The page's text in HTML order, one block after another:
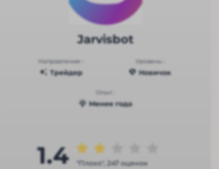
Jarvisbot
Направление :
Трейдер
Уровень :
Новичок
Опыт :
Менее года
1.4 "Плохо", 247 оценок